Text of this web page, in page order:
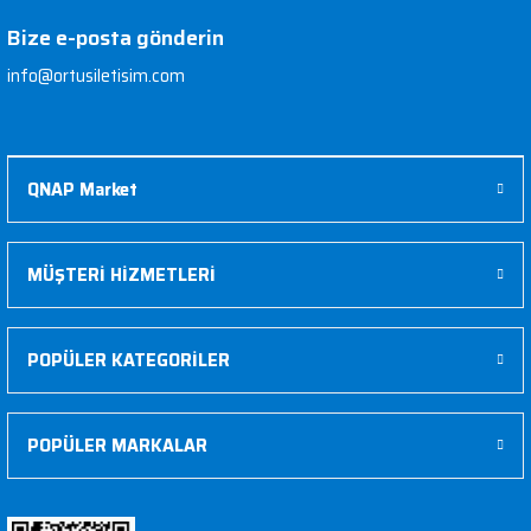
Ön Bellek
Dönüş Hızı
Bize e-posta gönderin
info@ortusiletisim.com
QNAP Market
MÜŞTERİ HİZMETLERİ
POPÜLER KATEGORİLER
POPÜLER MARKALAR